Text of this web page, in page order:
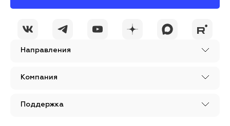
Направления
Компания
Поддержка